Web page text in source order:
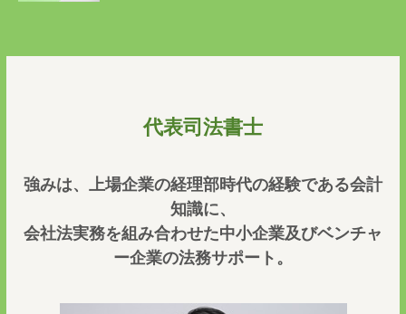
代表司法書士
強みは、上場企業の経理部時代の経験である会計
知識に、
会社法実務を組み合わせた中小企業及びベンチャ
ー企業の法務サポート。